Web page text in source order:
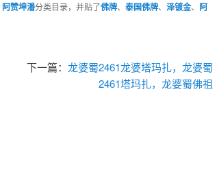
阿赞坤潘分类目录，并贴了佛牌、 泰国佛牌、 泽镀金、 阿
下一篇： 龙婆蜀2461龙婆塔玛扎，龙婆蜀
2461塔玛扎，龙婆蜀佛祖